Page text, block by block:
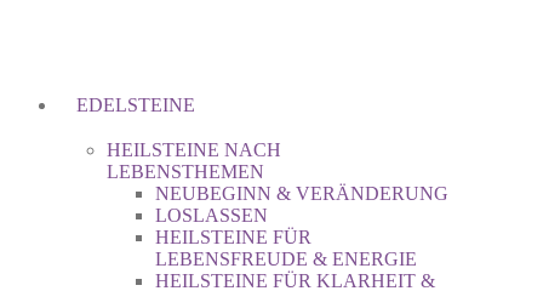
EDELSTEINE
HEILSTEINE NACH
LEBENSTHEMEN
NEUBEGINN & VERÄNDERUNG
LOSLASSEN
HEILSTEINE FÜR
LEBENSFREUDE & ENERGIE
HEILSTEINE FÜR KLARHEIT &